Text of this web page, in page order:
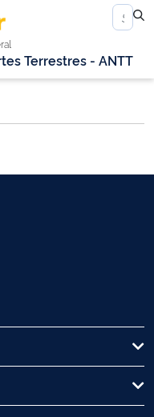
Terrestres - ANTT